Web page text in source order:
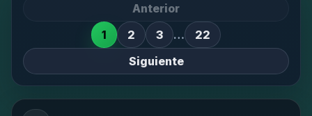
Anterior
1
2 3 …
22
Siguiente